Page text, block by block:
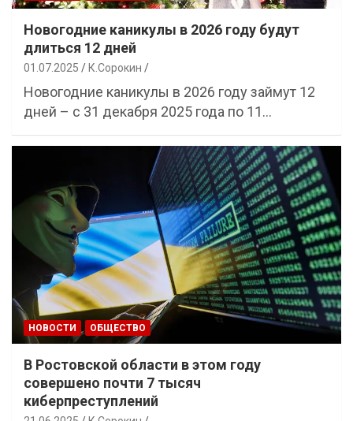
Новогодние каникулы в 2026 году будут
длиться 12 дней
01.07.2025 К.Сорокин
Новогодние каникулы в 2026 году займут 12
дней – с 31 декабря 2025 года по 11…
НОВОСТИ ОБЩЕСТВО
В Ростовской области в этом году
совершено почти 7 тысяч
киберпреступлений